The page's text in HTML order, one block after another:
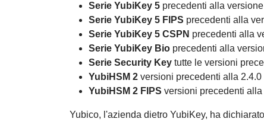
Serie YubiKey 5 precedenti alla
Serie YubiKey 5 FIPS precedenti alla
Serie YubiKey 5 CSPN precedenti alla
Serie YubiKey Bio precedenti alla
Serie Security Key tutte le versioni
YubiHSM 2 versioni precedenti alla 2.4.0
YubiHSM 2 FIPS versioni precedenti alla
Yubico, l'azienda dietro YubiKey, ha